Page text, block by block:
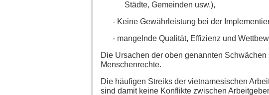
Städte, Gemeinden usw.),
- Keine Gewährleistung bei der
- mangelnde Qualität, Effizienz und
Die Ursachen der oben genannten
Menschenrechte.
Die häufigen Streiks der vietnamesischen
sind damit keine Konflikte zwischen